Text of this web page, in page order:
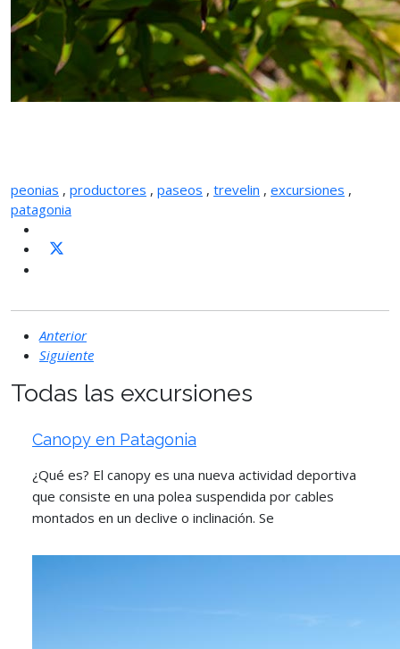
peonias , productores , paseos , trevelin , excursiones ,
patagonia
Anterior
Siguiente
Todas las excursiones
Canopy en Patagonia
¿Qué es? El canopy es una nueva actividad deportiva
que consiste en una polea suspendida por cables
montados en un declive o inclinación. Se